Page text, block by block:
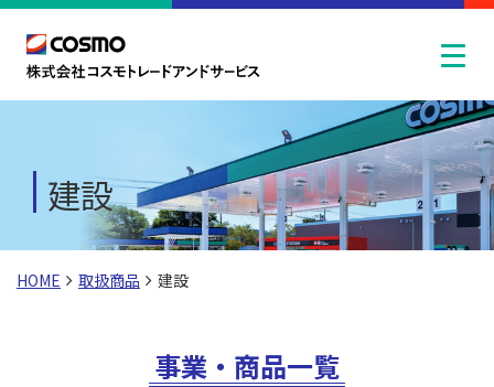
建設
HOME 取扱商品 建設
事業・商品一覧